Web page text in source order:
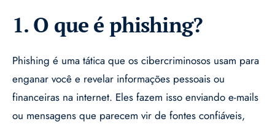
1. O que é phishing?
Phishing é uma tática que os cibercriminosos usam para
enganar você e revelar informações pessoais ou
financeiras na internet. Eles fazem isso enviando e-mails
ou mensagens que parecem vir de fontes confiáveis,